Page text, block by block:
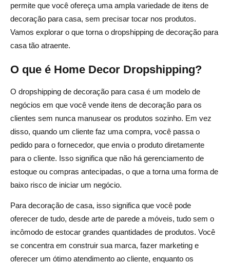
O que é dropshipping para decoração de casa?
Como faço para encontrar fornecedores confiáveis de
dropshipping de decoração para casa?
Quais fatores devo considerar ao escolher um
Existem fornecedores que oferecem frete rápido nos
EUA?
Posso começar um negócio de dropshipping de
decoração para casa com um orçamento limitado?
permite que você ofereça uma ampla variedade de itens de
decoração para casa, sem precisar tocar nos produtos.
Vamos explorar o que torna o dropshipping de decoração para
casa tão atraente.
O que é Home Decor Dropshipping?
O dropshipping de decoração para casa é um modelo de
negócios em que você vende itens de decoração para os
clientes sem nunca manusear os produtos sozinho. Em vez
disso, quando um cliente faz uma compra, você passa o
pedido para o fornecedor, que envia o produto diretamente
para o cliente. Isso significa que não há gerenciamento de
estoque ou compras antecipadas, o que a torna uma forma de
baixo risco de iniciar um negócio.
Para decoração de casa, isso significa que você pode
oferecer de tudo, desde arte de parede a móveis, tudo sem o
incômodo de estocar grandes quantidades de produtos. Você
se concentra em construir sua marca, fazer marketing e
oferecer um ótimo atendimento ao cliente, enquanto os